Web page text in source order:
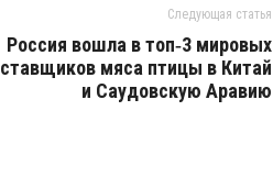
Следующая статья
Россия вошла в топ‑3 мировых
мяса птицы в Китай
и Саудовскую Аравию